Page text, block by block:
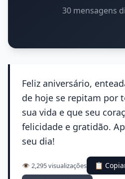
30 mensagens
Feliz aniversário,
de hoje se repitam por
sua vida e que seu
felicidade e gratidão.
seu dia!
👁️ 2,295 visualizações
📋